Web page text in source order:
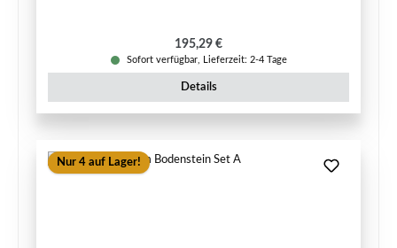
Regulärer Preis:
195,29 €
Sofort verfügbar, Lieferzeit: 2-4 Tage
Details
Nur 4 auf Lager!